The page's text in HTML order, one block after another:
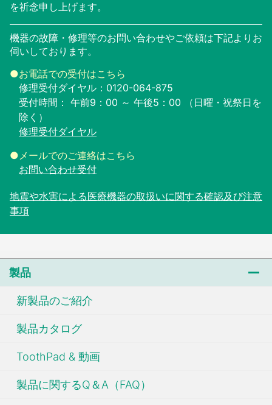
を祈念申し上げます。
機器の故障・修理等のお問い合わせやご依頼は下記よりお
伺いしております。
●お電話での受付はこちら
修理受付ダイヤル： 0120-064-875
受付時間： 午前9：00 ～ 午後5：00 （日曜・祝祭日を
除く）
修理受付ダイヤル
●メールでのご連絡はこちら
お問い合わせ受付
地震や水害による医療機器の取扱いに関する確認及び注意
事項
製品
新製品のご紹介
製品カタログ
ToothPad & 動画
製品に関するQ＆A（FAQ）